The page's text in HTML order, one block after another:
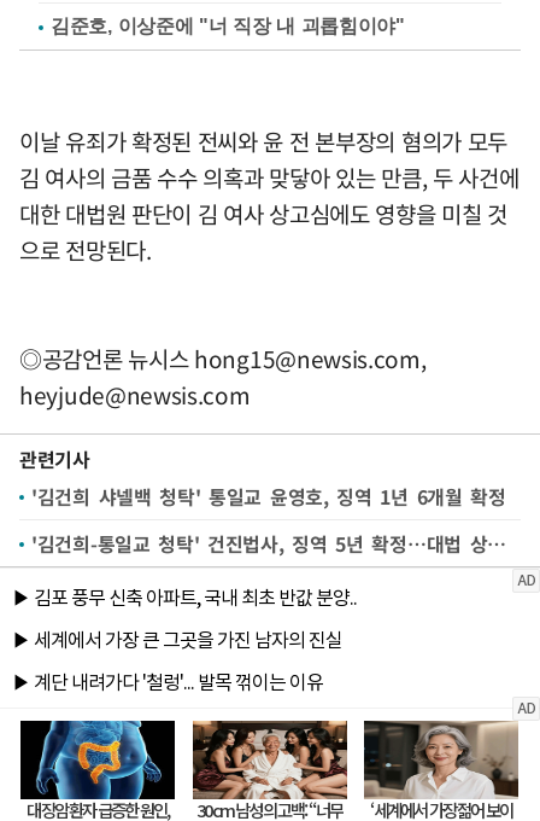
김준호, 이상준에 "너 직장 내 괴롭힘이야"
이날 유죄가 확정된 전씨와 윤 전 본부장의 혐의가 모두
김 여사의 금품 수수 의혹과 맞닿아 있는 만큼, 두 사건에
대한 대법원 판단이 김 여사 상고심에도 영향을 미칠 것
으로 전망된다.
◎공감언론 뉴시스hong15@newsis.com,
heyjude@newsis.com
관련기사
'김건희 샤넬백 청탁' 통일교 윤영호, 징역 1년 6개월 확정
'김건희-통일교 청탁' 건진법사, 징역 5년 확정…대법 상고기각